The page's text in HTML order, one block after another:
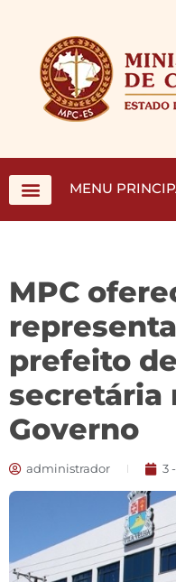
MENU
MPC
prefeito
secretária
Governo
administrador 3